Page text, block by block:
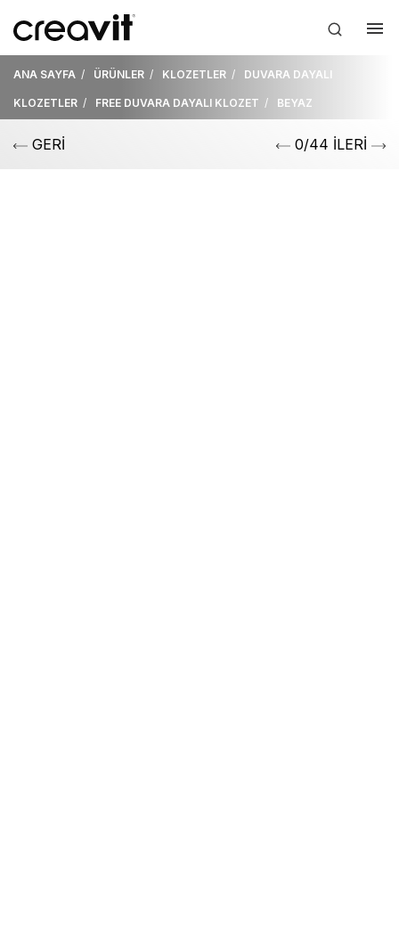
ANA SAYFA ÜRÜNLER KLOZETLER DUVARA DAYALI
KLOZETLER FREE DUVARA DAYALI KLOZET BEYAZ
GERİ 0/44 İLERİ